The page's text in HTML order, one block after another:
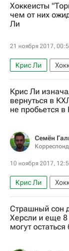
Еврохоккейтур
Шанхайские
Локомотив
Металлург
Чарлз Геноуэй
Брэндан Козун
Мэтт Эллисон
Максим Тальбо
Хоккеисты
чем от них
Ли
21 ноября 2017,
Крис Ли
Торпедо
Крис Ли
вернуться в
не пробьется
Семён
10 ноября 2017,
Крис Ли
Зимние
КХЛ 2025-2026
Страшный сон
Херсли и еще 8
могут